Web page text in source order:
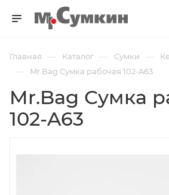
Главная — Каталог — Cумки —
— Mr.Bag Сумка рабочая 102-A63
Mr.Bag Сумка
102-A63